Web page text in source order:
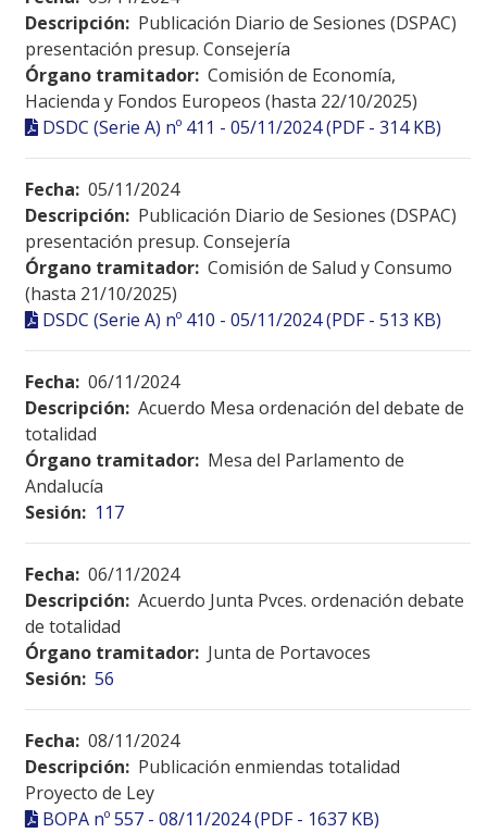
Descripción: Publicación Diario de Sesiones (DSPAC)
presentación presup. Consejería
Órgano tramitador: Comisión de Economía,
Hacienda y Fondos Europeos (hasta 22/10/2025)
DSDC (Serie A) nº 411 - 05/11/2024 (PDF - 314 KB)
Fecha: 05/11/2024
Descripción: Publicación Diario de Sesiones (DSPAC)
presentación presup. Consejería
Órgano tramitador: Comisión de Salud y Consumo
(hasta 21/10/2025)
DSDC (Serie A) nº 410 - 05/11/2024 (PDF - 513 KB)
Fecha: 06/11/2024
Descripción: Acuerdo Mesa ordenación del debate de
totalidad
Órgano tramitador: Mesa del Parlamento de
Andalucía
Sesión: 117
Fecha: 06/11/2024
Descripción: Acuerdo Junta Pvces. ordenación debate
de totalidad
Órgano tramitador: Junta de Portavoces
Sesión: 56
Fecha: 08/11/2024
Descripción: Publicación enmiendas totalidad
Proyecto de Ley
BOPA nº 557 - 08/11/2024 (PDF - 1637 KB)